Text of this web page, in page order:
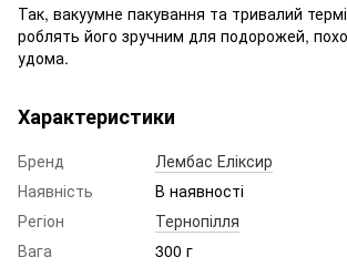
Так, вакуумне пакування та тривалий
роблять його зручним для подорожей,
удома.
Характеристики
Бренд
Лембас Еліксир
Наявність
В наявності
Регіон
Тернопілля
Вага
300 г